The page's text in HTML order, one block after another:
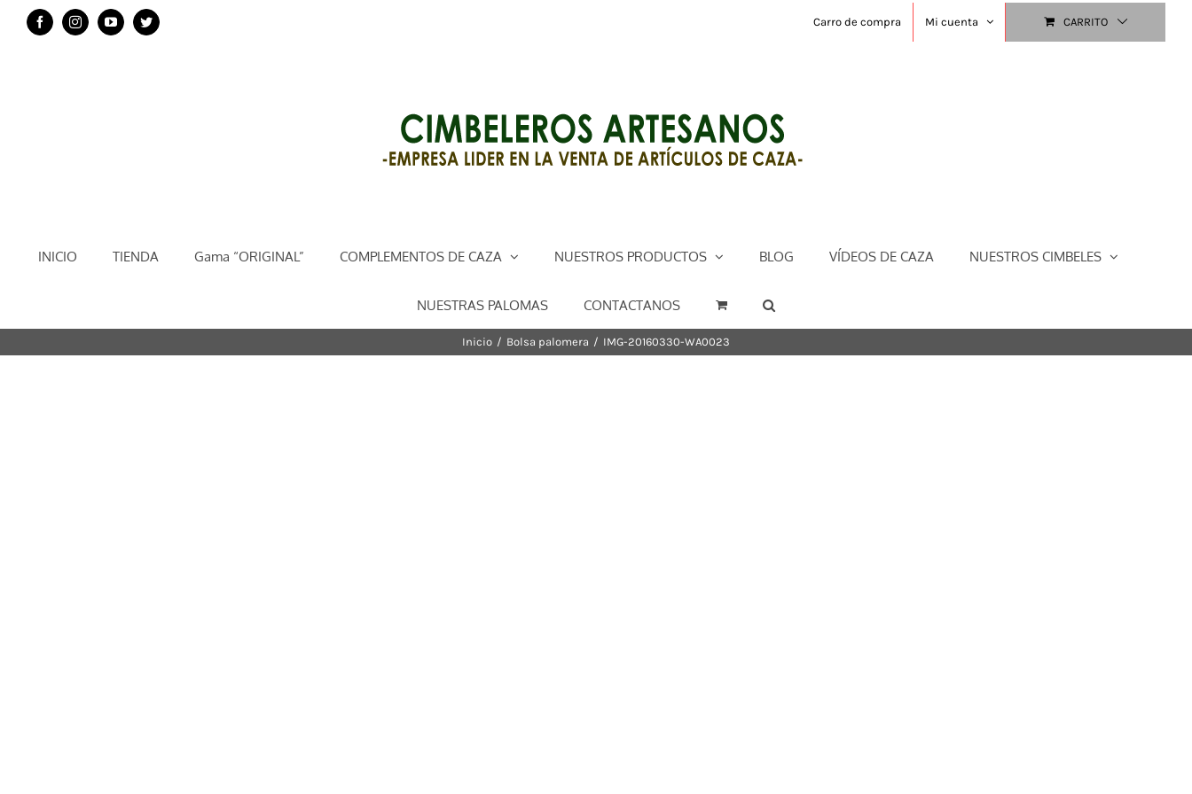
Saltar
FacebookInstagramYouTubeTwitter Carro de compra Mi cuenta CARRITO
INICIO TIENDA Gama “ORIGINAL” COMPLEMENTOS DE CAZA NUESTROS PRODUCTOS BLOG VÍDEOS DE CAZA NUESTROS CIMBELES
NUESTRAS PALOMAS CONTACTANOS
Inicio / Bolsa palomera / IMG-20160330-WA0023